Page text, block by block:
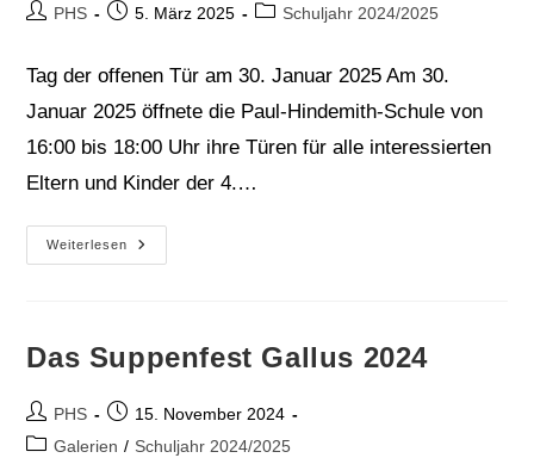
Beitrags-
PHS
Beitrag5. März 2025
Beitrags-
Schuljahr 2024/2025
Tag der offenen Tür am 30. Januar 2025 Am 30.
Januar 2025 öffnete die Paul-Hindemith-Schule von
16:00 bis 18:00 Uhr ihre Türen für alle interessierten
Eltern und Kinder der 4.…
Weiterlesen
Tag
Der
Das Suppenfest Gallus 2024
Beitrags-
Autor:
PHS
Beitrag
veröffentlicht:
15. November 2024
Beitrags-
Galerien / Schuljahr 2024/2025